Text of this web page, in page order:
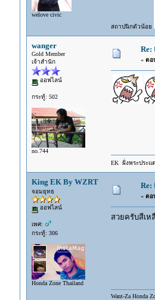
welove civic
สถาปนิกตัวน้อย
wanger
Gold Member
เจ้าสำนัก
ออฟไลน์
กระทู้: 502
no.744
« ตอ
EK ฝั่งพระประแ
King EK By WZRT
จอมยุทธ
ออฟไลน์
เพศ:
กระทู้: 306
Honda Zone Thailand
« ตอ
สวยครับสีเห
Want-Za Honda